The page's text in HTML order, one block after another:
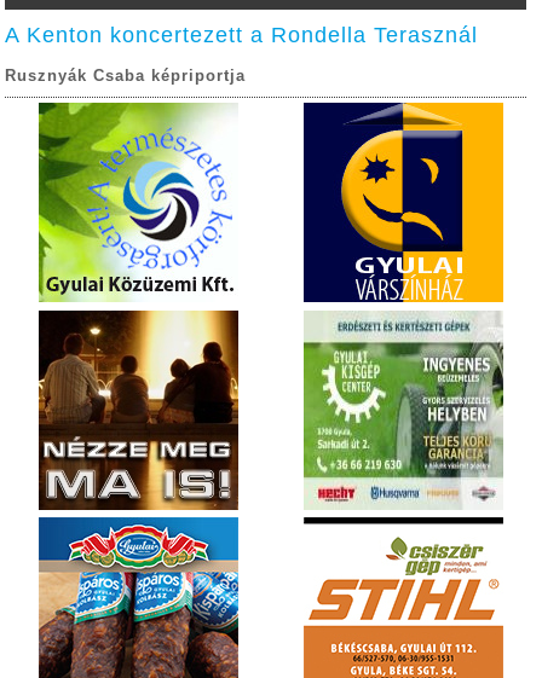
A Kenton koncertezett a Rondella Terasznál
Rusznyák Csaba képriportja